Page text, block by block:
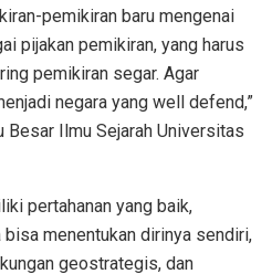
pemikiran baru mengenai
pijakan pemikiran, yang harus
pemikiran segar. Agar
negara yang well defend,”
Besar Ilmu Sejarah Universitas
pertahanan yang baik,
menentukan dirinya sendiri,
geostrategis, dan